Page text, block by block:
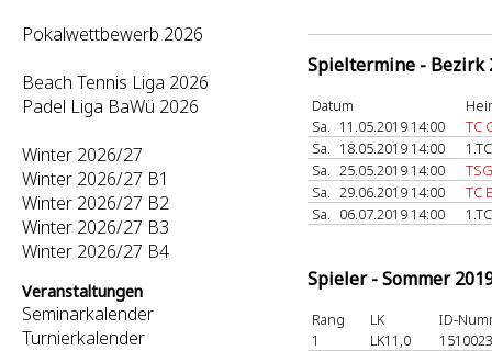
Pokalwettbewerb 2026
Beach Tennis Liga 2026
Padel Liga BaWü 2026
Winter 2026/27
Winter 2026/27 B1
Winter 2026/27 B2
Winter 2026/27 B3
Winter 2026/27 B4
Veranstaltungen
Seminarkalender
Turnierkalender
Spieltermine - Bezirk
Datum
Sa. 11.05.2019 14:00
TC
Sa. 18.05.2019 14:00
Sa. 25.05.2019 14:00
Sa. 29.06.2019 14:00
TC
Sa. 06.07.2019 14:00
Spieler - Sommer
Rang LK
ID-
1
LK11,0